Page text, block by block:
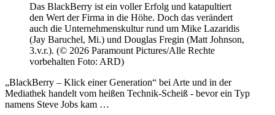
Das BlackBerry ist ein voller Erfolg und katapultiert
den Wert der Firma in die Höhe. Doch das verändert
auch die Unternehmenskultur rund um Mike Lazaridis
(Jay Baruchel, Mi.) und Douglas Fregin (Matt Johnson,
3.v.r.). (© 2026 Paramount Pictures/Alle Rechte
vorbehalten Foto: ARD)
„BlackBerry – Klick einer Generation“ bei Arte und in der
Mediathek handelt vom heißen Technik-Scheiß - bevor ein Typ
namens Steve Jobs kam …